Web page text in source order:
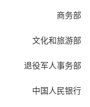
商务部
文化和旅游部
退役军人事务部
中国人民银行